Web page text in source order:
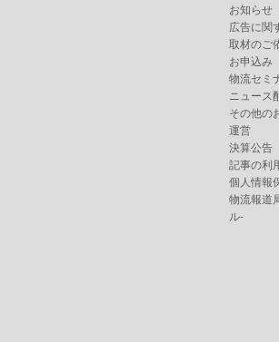
お知らせ
広告に関
取材のご
お申込み
物流セミ
ニュース
その他の
運営
決算公告
記事の利
個人情報
物流報道
ル-